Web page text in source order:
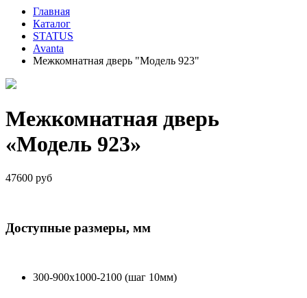
Главная
Каталог
STATUS
Avanta
Межкомнатная дверь "Модель 923"
Межкомнатная дверь
«Модель 923»
47600 руб
Доступные размеры, мм
300-900х1000-2100 (шаг 10мм)